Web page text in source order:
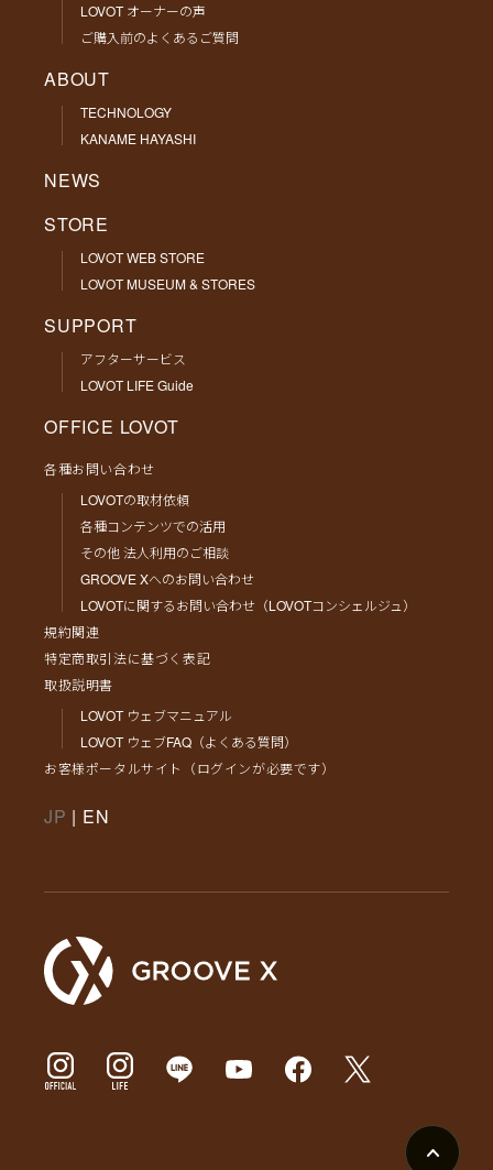
LOVOT オーナーの声
ご購入前のよくあるご質問
ABOUT
TECHNOLOGY
KANAME HAYASHI
NEWS
STORE
LOVOT WEB STORE
LOVOT MUSEUM & STORES
SUPPORT
アフターサービス
LOVOT LIFE Guide
OFFICE LOVOT
各種お問い合わせ
LOVOTの取材依頼
各種コンテンツでの活用
その他 法人利用のご相談
GROOVE Xへのお問い合わせ
LOVOTに関するお問い合わせ（LOVOTコンシェルジュ）
規約関連
特定商取引法に基づく表記
取扱説明書
LOVOT ウェブマニュアル
LOVOT ウェブFAQ（よくある質問）
お客様ポータルサイト（ログインが必要です）
JP | EN